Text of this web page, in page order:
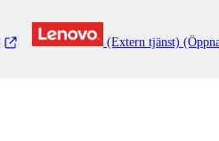
(Extern tjänst)